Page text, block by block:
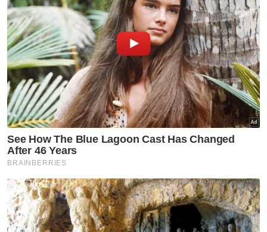
Kenderaan guna logo JIM
dipandu warga asing bukan
aset jabatan
Semasa
Remaja perempuan Rohingya
hilang selepas keluar buang
sampah
Semasa
Tular aksi samun, suspek
dicekup kurang 12 jam